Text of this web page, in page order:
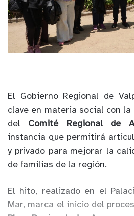
El Gobierno Regional de
clave en materia social con
del Comité Regional de
instancia que permitirá
y privado para mejorar la
de familias de la región.
El hito, realizado en el
Mar, marca el inicio del